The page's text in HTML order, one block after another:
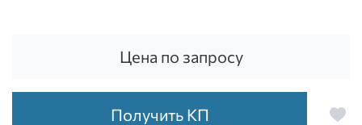
Цена по запросу
Получить КП